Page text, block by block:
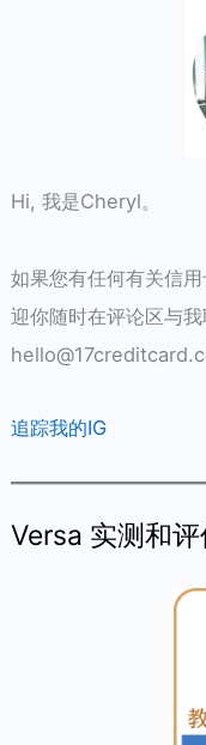
Hi, 我是Cheryl。
如果您有任何有关信
迎你随时在评论区与
追踪我的IG
Versa 实测和评